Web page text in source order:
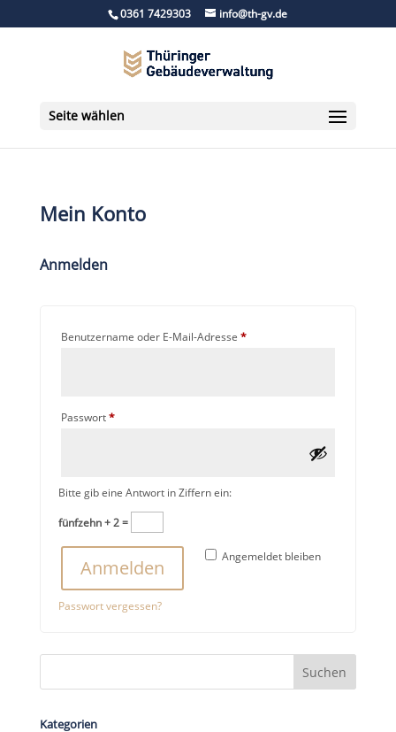
0361 7429303 info@th-gv.de
Seite wählen
Mein Konto
Anmelden
Benutzername oder E-Mail-Adresse *Erforderlich
Passwort*Erforderlich
Bitte gib eine Antwort in Ziffern ein:
fünfzehn + 2 =
Angemeldet bleiben
Anmelden
Passwort vergessen?
Kategorien